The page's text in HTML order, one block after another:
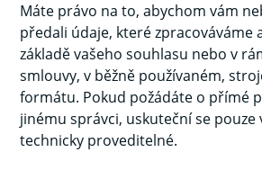
Máte právo na to, abychom vám
předali údaje, které zpracováváme
základě vašeho souhlasu nebo v
smlouvy, v běžně používaném,
formátu. Pokud požádáte o přímé
jinému správci, uskuteční se pouze
technicky proveditelné.